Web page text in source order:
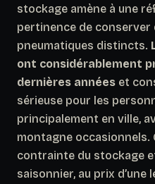
stockage amène à une
pertinence de conserver
pneumatiques distincts.
ont considérablement
dernières années et
sérieuse pour les
principalement en ville,
montagne occasionnels.
contrainte du stockage
saisonnier, au prix